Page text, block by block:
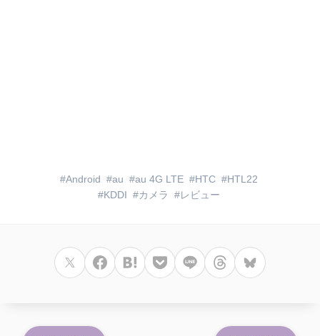
Android au au 4G LTE HTC
HTL22
KDDI
カメラ レビュー